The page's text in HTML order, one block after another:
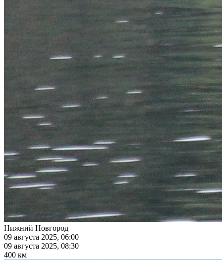
Нижний Новгород
09 августа 2025, 06:00
09 августа 2025, 08:30
400 км